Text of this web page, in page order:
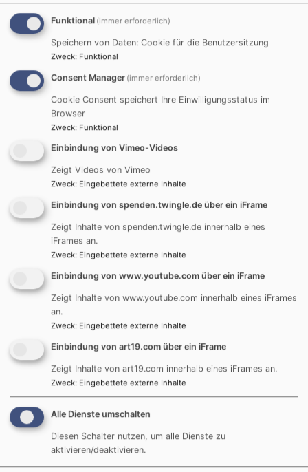
© Evangelische Brüder-Unität – Herrnhuter Brüdergemeine
Weitere Informationen finden Siehier .
Podcast „kurz &gut“
Externe Inhalte von art19.com anzeigen?
Datenschutzeinstellungen verwalten
Die nächsten Gottesdienste
Funktional (immer erforderlich)
Speichern von Daten: Cookie für die Benutzersitzung
Zweck: Funktional
Consent Manager (immer erforderlich)
Cookie Consent speichert Ihre Einwilligungsstatus im
Browser
Zweck: Funktional
Einbindung von Vimeo-Videos
Zeigt Videos von Vimeo
Zweck: Eingebettete externe Inhalte
Einbindung von spenden.twingle.de über ein iFrame
Zeigt Inhalte von spenden.twingle.de innerhalb eines
iFrames an.
Zweck: Eingebettete externe Inhalte
Einbindung von www.youtube.com über ein iFrame
Zeigt Inhalte von www.youtube.com innerhalb eines iFrames
an.
Zweck: Eingebettete externe Inhalte
Einbindung von art19.com über ein iFrame
Zeigt Inhalte von art19.com innerhalb eines iFrames an.
Zweck: Eingebettete externe Inhalte
Alle Dienste umschalten
Diesen Schalter nutzen, um alle Dienste zu
aktivieren/deaktivieren.